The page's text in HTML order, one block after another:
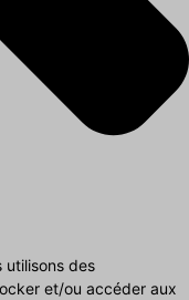
utilisons des
et/ou accéder aux